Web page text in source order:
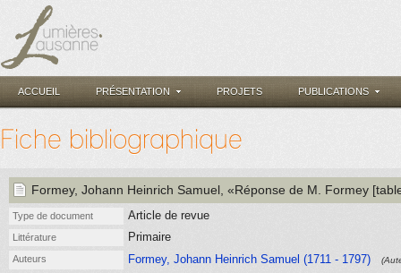
ACCUEIL PRÉSENTATION PROJETS PUBLICATIONS
Fiche bibliographique
Formey, Johann Heinrich Samuel , «Réponse de M. Formey
Type de document Article de revue
Littérature Primaire
Auteurs Formey, Johann Heinrich Samuel (1711 - 1797)